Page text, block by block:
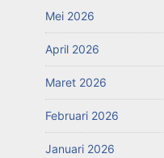
Mei 2026
April 2026
Maret 2026
Februari 2026
Januari 2026